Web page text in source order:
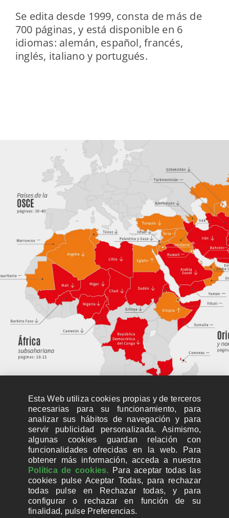
Se edita desde 1999, consta de más de
700 páginas, y está disponible en 6
idiomas: alemán, español, francés,
inglés, italiano y portugués.
Esta Web utiliza cookies propias y de terceros
necesarias para su funcionamiento, para
analizar sus hábitos de navegación y para
servir publicidad personalizada. Asimismo,
algunas cookies guardan relación con
funcionalidades ofrecidas en la web. Para
obtener más información, acceda a nuestra
Política de cookies. Para aceptar todas las
cookies pulse Aceptar Todas, para rechazar
todas pulse en Rechazar todas, y para
configurar o rechazar en función de su
finalidad, pulse Preferencias.